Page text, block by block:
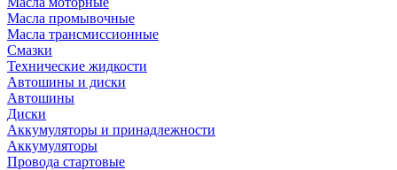
Масла промывочные
Масла трансмиссионные
Смазки
Технические жидкости
Автошины и диски
Автошины
Диски
Аккумуляторы и принадлежности
Аккумуляторы
Провода стартовые